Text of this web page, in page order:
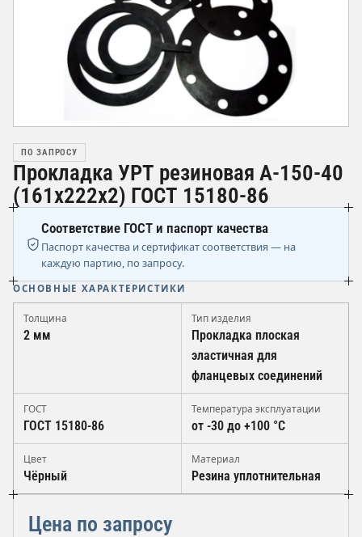
ПО ЗАПРОСУ
Прокладка УРТ резиновая А-150-40
(161х222х2) ГОСТ 15180-86
Соответствие ГОСТ и паспорт качества
Паспорт качества и сертификат соответствия — на
каждую партию, по запросу.
ОСНОВНЫЕ ХАРАКТЕРИСТИКИ
Толщина
2 мм
Тип изделия
Прокладка плоская
эластичная для
фланцевых соединений
ГОСТ
ГОСТ 15180-86
Температура эксплуатации
от -30 до +100 °C
Цвет
Чёрный
Материал
Резина уплотнительная
Цена по запросу